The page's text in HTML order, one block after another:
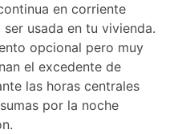
en corriente
usada en tu vivienda.
opcional pero muy
el excedente de
las horas centrales
por la noche